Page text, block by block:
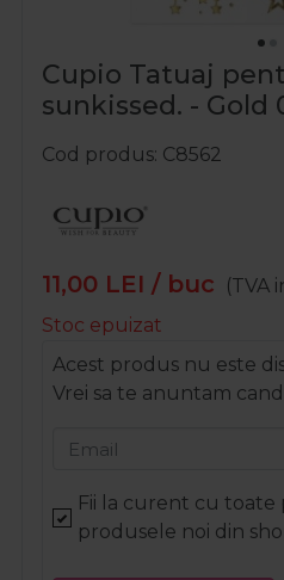
Cupio Tatuaj
sunkissed. - Gold
Cod produs C8562
11,00 LEI / buc
(TVA
Stoc epuizat
Acest produs nu este
Vrei sa te anuntam
Email
Fii la curent cu toate
produsele noi din